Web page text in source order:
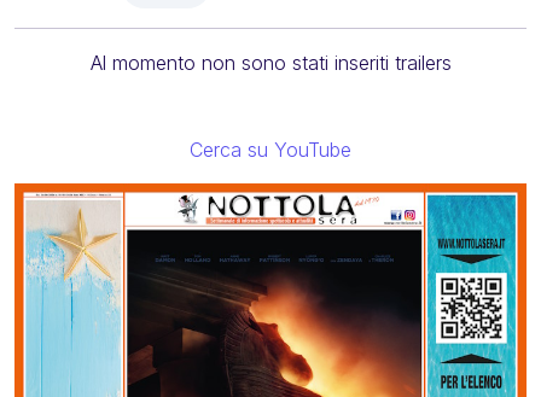
Al momento non sono stati inseriti trailers
Cerca su YouTube